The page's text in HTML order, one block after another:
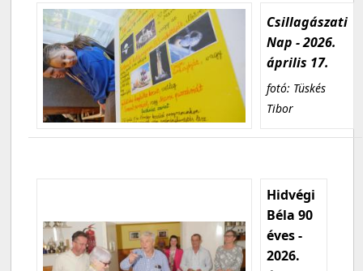
Csillagászati
Nap - 2026.
április 17.
fotó: Tüskés
Tibor
Hidvégi
Béla 90
éves -
2026.